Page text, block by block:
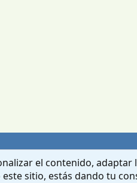
el contenido,
sitio, estás dando tu